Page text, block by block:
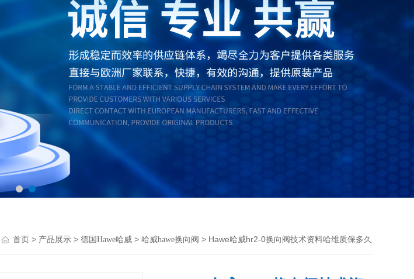
首页 > 产品展示 > 德国Hawe哈威 > 哈威hawe换向阀 > Hawe哈威hr2-0换向阀技术资料哈维质保多久